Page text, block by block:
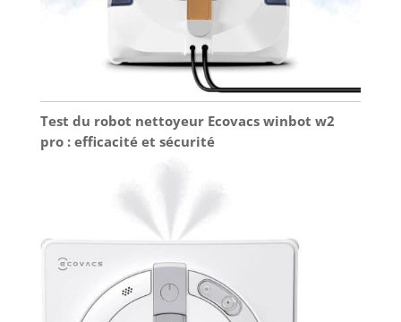
Test du robot nettoyeur Ecovacs winbot w2
pro : efficacité et sécurité